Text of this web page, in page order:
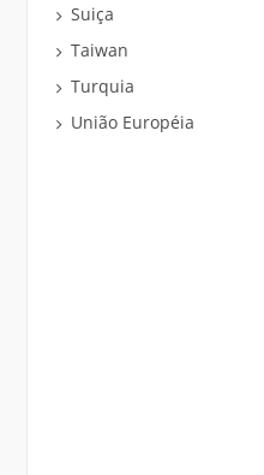
Suiça
Taiwan
Turquia
União Européia